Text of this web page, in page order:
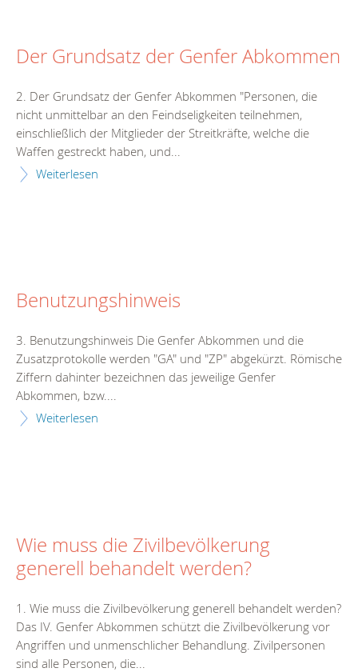
Der Grundsatz der Genfer Abkommen
2. Der Grundsatz der Genfer Abkommen "Personen, die
nicht unmittelbar an den Feindseligkeiten teilnehmen,
einschließlich der Mitglieder der Streitkräfte, welche die
Waffen gestreckt haben, und...
Weiterlesen
Benutzungshinweis
3. Benutzungshinweis Die Genfer Abkommen und die
Zusatzprotokolle werden "GA" und "ZP" abgekürzt. Römische
Ziffern dahinter bezeichnen das jeweilige Genfer
Abkommen, bzw....
Weiterlesen
Wie muss die Zivilbevölkerung
generell behandelt werden?
1. Wie muss die Zivilbevölkerung generell behandelt werden?
Das IV. Genfer Abkommen schützt die Zivilbevölkerung vor
Angriffen und unmenschlicher Behandlung. Zivilpersonen
sind alle Personen, die...